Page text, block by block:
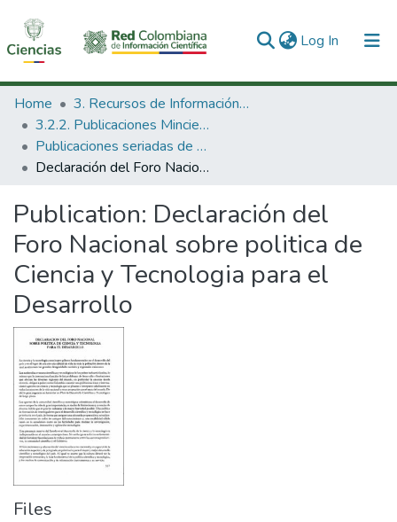
Log In (current)
Communities & Collections
All of DSpace
Statistics
Home
3. Recursos de Información Científica y Tecnológica
3.2.2. Publicaciones Minciencias
Publicaciones seriadas de Minciencias
Declaración del Foro Nacional sobre politica de Ciencia y Tecnologia para el Desarrollo
Publication: Declaración del
Foro Nacional sobre politica de
Ciencia y Tecnologia para el
Desarrollo
Files